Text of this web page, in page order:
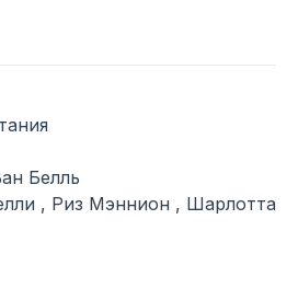
Белль
, Риз Мэннион , Шарлотта